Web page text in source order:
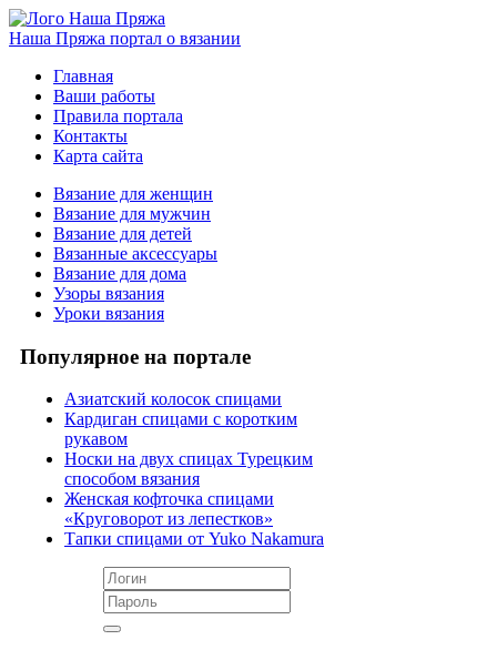
Наша Пряжа портал о вязании
Главная
Ваши работы
Правила портала
Контакты
Карта сайта
Вязание для женщин
Вязание для мужчин
Вязание для детей
Вязанные аксессуары
Вязание для дома
Узоры вязания
Уроки вязания
Популярное на портале
Азиатский колосок спицами
Кардиган спицами с коротким
рукавом
Носки на двух спицах Турецким
способом вязания
Женская кофточка спицами
«Круговорот из лепестков»
Тапки спицами от Yuko Nakamura